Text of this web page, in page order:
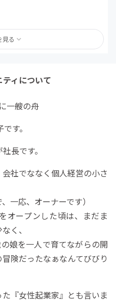
見る
ィについて
一艘の舟
す。
長です。
社でななく個人経営の小さ
、一応、オーナーです）
をオープンした頃は、まだま
く、
娘を一人で育てながらの開
険だったなぁなんてびびり
『女性起業家』とも言いま